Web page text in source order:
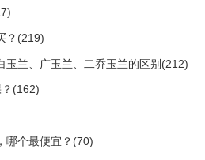
？(219)
玉兰、广玉兰、二乔玉兰的区别(212)
(162)
哪个最便宜？(70)